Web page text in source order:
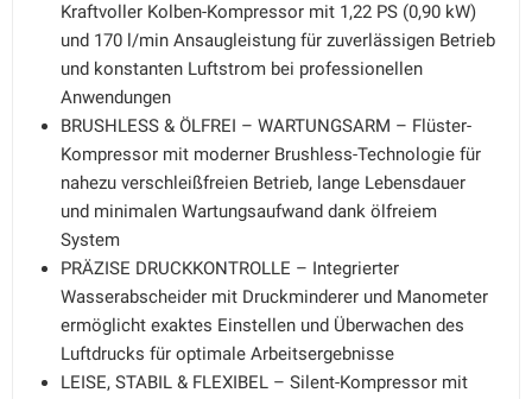
Kraftvoller Kolben-Kompressor mit 1,22 PS (0,90 kW)
und 170 l/min Ansaugleistung für zuverlässigen Betrieb
und konstanten Luftstrom bei professionellen
Anwendungen
BRUSHLESS & ÖLFREI – WARTUNGSARM – Flüster-
Kompressor mit moderner Brushless-Technologie für
nahezu verschleißfreien Betrieb, lange Lebensdauer
und minimalen Wartungsaufwand dank ölfreiem
System
PRÄZISE DRUCKKONTROLLE – Integrierter
Wasserabscheider mit Druckminderer und Manometer
ermöglicht exaktes Einstellen und Überwachen des
Luftdrucks für optimale Arbeitsergebnisse
LEISE, STABIL & FLEXIBEL – Silent-Kompressor mit